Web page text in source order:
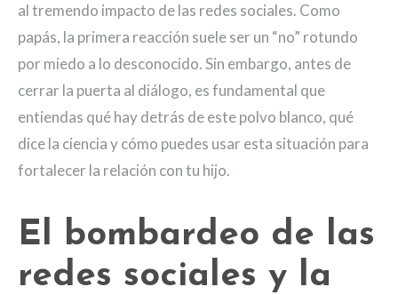
al tremendo impacto de las redes sociales. Como
papás, la primera reacción suele ser un “no” rotundo
por miedo a lo desconocido. Sin embargo, antes de
cerrar la puerta al diálogo, es fundamental que
entiendas qué hay detrás de este polvo blanco, qué
dice la ciencia y cómo puedes usar esta situación para
fortalecer la relación con tu hijo.
El bombardeo de las
redes sociales y la